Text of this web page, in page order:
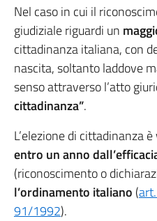
Nel caso in cui il
giudiziale riguardi un
cittadinanza italiana, con
nascita, soltanto laddove
senso attraverso l’atto
cittadinanza”.
L’elezione di cittadinanza
entro un anno
(riconoscimento o
l’ordinamento italiano (
91/1992).